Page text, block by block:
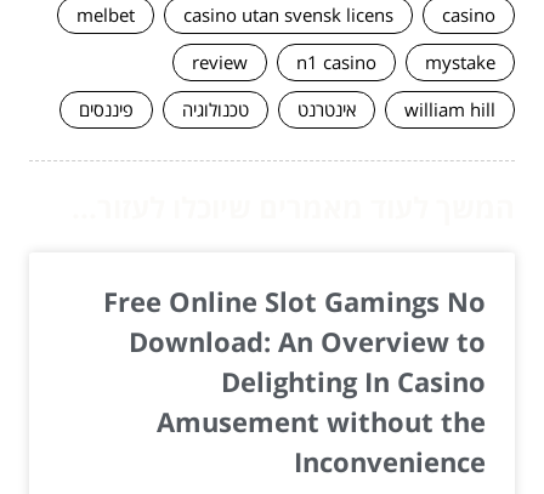
casino
casino utan svensk licens
melbet
mystake
n1 casino
review
william hill
אינטרנט טכנולוגיה פיננסים
Free Online Slot Gamings No
Download: An Overview to
Delighting In Casino
Amusement without the
Inconvenience